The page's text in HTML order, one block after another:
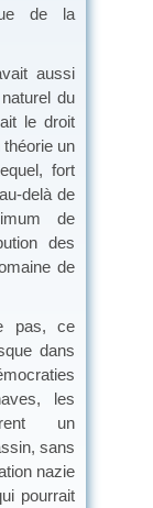
de la
aussi
du
le droit
un
fort
delà de
de
des
de
pas, ce
dans
les
un
sans
nazie
pourrait